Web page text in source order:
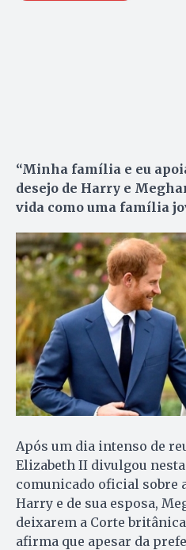
“Minha família e eu
desejo de Harry e
vida como uma família
Após um dia intenso de
Elizabeth II divulgou nesta
comunicado oficial sobre
Harry e de sua esposa,
deixarem a Corte
afirma que apesar da